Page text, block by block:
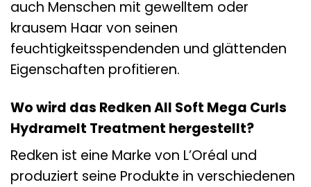
auch Menschen mit gewelltem oder
krausem Haar von seinen
feuchtigkeitsspendenden und glättenden
Eigenschaften profitieren.
Wo wird das Redken All Soft Mega Curls
Hydramelt Treatment hergestellt?
Redken ist eine Marke von L’Oréal und
produziert seine Produkte in verschiedenen